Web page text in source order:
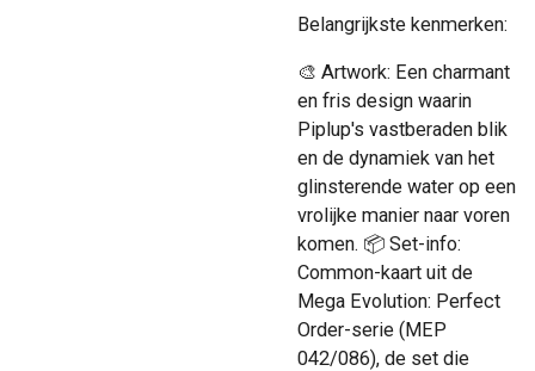
Belangrijkste kenmerken:
🎨 Artwork: Een charmant
en fris design waarin
Piplup's vastberaden blik
en de dynamiek van het
glinsterende water op een
vrolijke manier naar voren
komen. 📦 Set-info:
Common-kaart uit de
Mega Evolution: Perfect
Order-serie (MEP
042/086), de set die